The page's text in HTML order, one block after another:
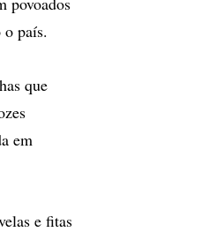
país.
que
em
e fitas